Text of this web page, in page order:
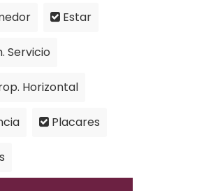
Estar
Servicio
Horizontal
Placares